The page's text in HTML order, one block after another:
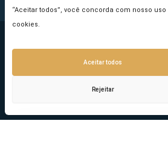
“Aceitar todos”, você concorda com nosso uso
cookies.
Aceitar todos
Rejeitar
Copyright © 2026 - Portal da